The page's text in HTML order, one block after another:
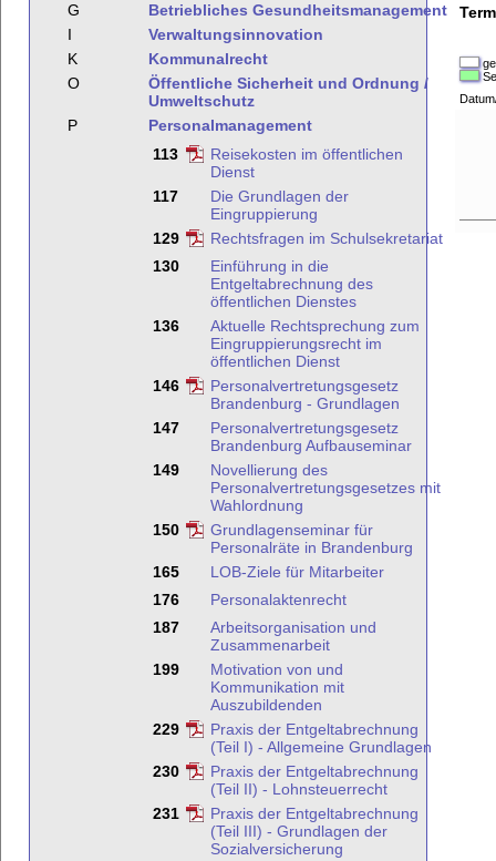
G
Betriebliches Gesundheitsmanagement
I
Verwaltungsinnovation
K
Kommunalrecht
O
Öffentliche Sicherheit und Ordnung /
Umweltschutz
P
Personalmanagement
113
Reisekosten im öffentlichen
Dienst
117
Die Grundlagen der
Eingruppierung
129
Rechtsfragen im Schulsekretariat
130
Einführung in die
Entgeltabrechnung des
öffentlichen Dienstes
136
Aktuelle Rechtsprechung zum
Eingruppierungsrecht im
öffentlichen Dienst
146
Personalvertretungsgesetz
Brandenburg - Grundlagen
147
Personalvertretungsgesetz
Brandenburg Aufbauseminar
149
Novellierung des
Personalvertretungsgesetzes mit
Wahlordnung
150
Grundlagenseminar für
Personalräte in Brandenburg
165
LOB-Ziele für Mitarbeiter
176
Personalaktenrecht
187
Arbeitsorganisation und
Zusammenarbeit
199
Motivation von und
Kommunikation mit
Auszubildenden
229
Praxis der Entgeltabrechnung
(Teil I) - Allgemeine Grundlagen
230
Praxis der Entgeltabrechnung
(Teil II) - Lohnsteuerrecht
231
Praxis der Entgeltabrechnung
(Teil III) - Grundlagen der
Sozialversicherung